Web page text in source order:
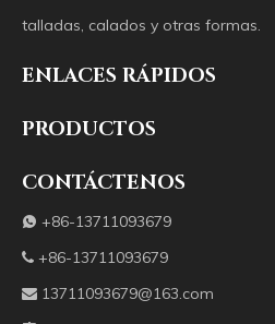
talladas, calados y otras formas.
ENLACES RÁPIDOS
PRODUCTOS
CONTÁCTENOS
 +86-13711093679
 +86-13711093679
 13711093679@163.com